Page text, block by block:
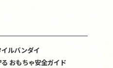
ルバンダイ
おもちゃ安全ガイド